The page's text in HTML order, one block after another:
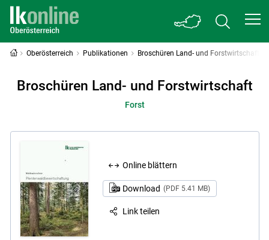
Oberösterreich Publikationen Broschüren Land- und Forstwirtschaft
Broschüren Land- und Forstwirtschaft
Forst
Online blättern
Download (PDF 5.41 MB)
Link teilen